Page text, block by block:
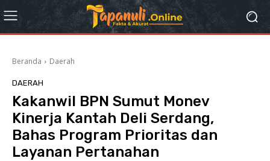
Beranda Daerah
DAERAH
Kakanwil BPN Sumut Monev
Kinerja Kantah Deli Serdang,
Bahas Program Prioritas dan
Layanan Pertanahan